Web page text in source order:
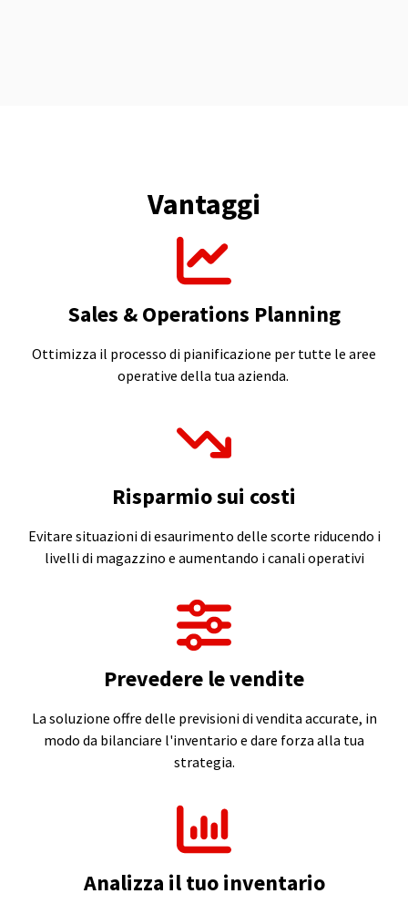
Vantaggi
Sales & Operations Planning
Ottimizza il processo di pianificazione per tutte le aree
operative della tua azienda.
Risparmio sui costi
Evitare situazioni di esaurimento delle scorte riducendo i
livelli di magazzino e aumentando i canali operativi
Prevedere le vendite
La soluzione offre delle previsioni di vendita accurate, in
modo da bilanciare l'inventario e dare forza alla tua
strategia.
Analizza il tuo inventario